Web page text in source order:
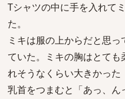
Tシャツの中に手を入れて
た。
ミキは服の上からだと思
ていた。ミキの胸はとて
れそうなくらい大きかった
乳首をつまむと「あっ、ん